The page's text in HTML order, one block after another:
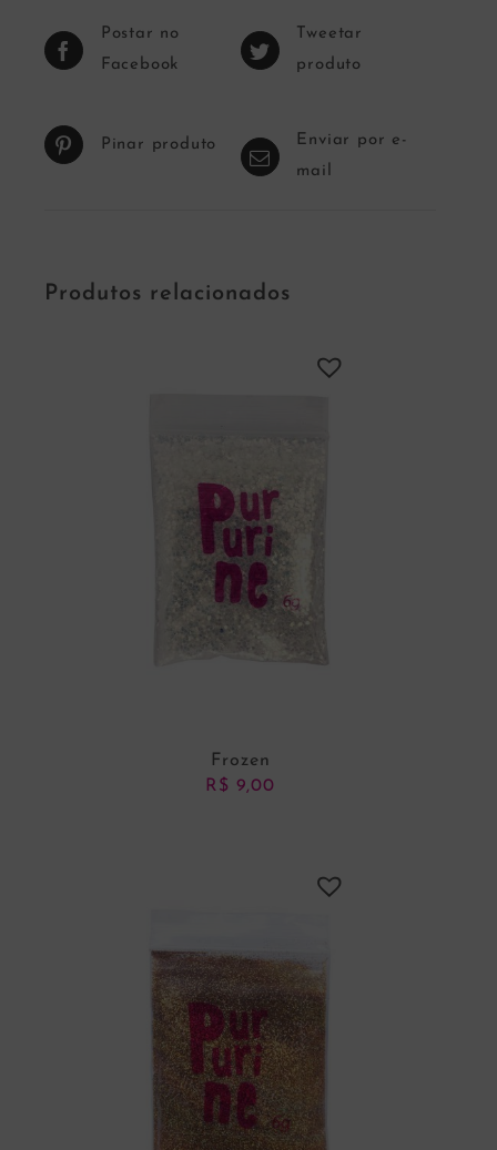
Postar no
Facebook
Tweetar
produto
Pinar produto
Enviar por e-
mail
Produtos relacionados
Frozen
R$ 9,00